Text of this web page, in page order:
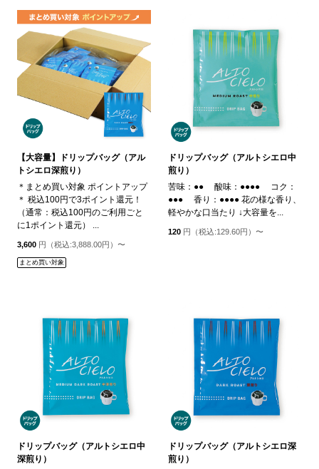
【大容量】ドリップバッグ（アル
トシエロ深煎り）
＊まとめ買い対象 ポイントアップ
＊ 税込100円で3ポイント還元！
（通常：税込100円のご利用ごと
に1ポイント還元） ...
3,600 円（税込:3,888.00円）〜
まとめ買い対象
ドリップバッグ（アルトシエロ中
煎り）
苦味：●● 酸味：●●●● コク：
●●● 香り：●●●● 花の様な香り、
軽やかな口当たり ↓大容量を...
120 円（税込:129.60円）〜
ドリップバッグ（アルトシエロ中
深煎り）
ドリップバッグ（アルトシエロ深
煎り）